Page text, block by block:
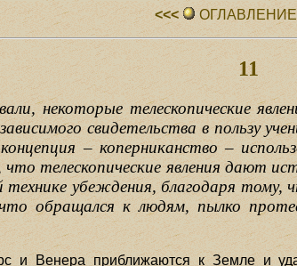
<<< ОГЛАВЛЕHИЕ
11
некоторые телескопические
свидетельства в пользу
– коперниканство –
телескопические явления дают
убеждения, благодаря тому,
обращался к людям, пылко
и Венера приближаются к Земле и